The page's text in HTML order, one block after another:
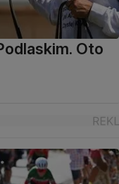
Oto